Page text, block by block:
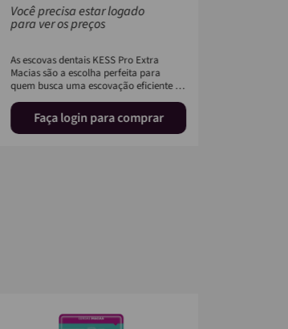
Você precisa estar logado
para ver os preços
As escovas dentais KESS Pro Extra
Macias são a escolha perfeita para
quem busca uma escovação eficiente e
suave. Este...
Faça login para comprar